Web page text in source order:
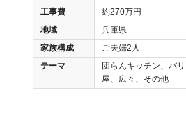
工事費
約270万円
地域
兵庫県
家族構成
ご夫婦2人
テーマ
団らんキッチン、バ
屋、広々、その他